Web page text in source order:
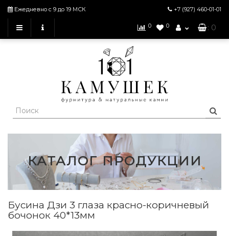
Ежедневно с 9 до 19 МСК +7 (927) 460-01-01
0 0 : 0
КАТАЛОГ ПРОДУКЦИИ
Бусина Дзи 3 глаза красно-коричневый
бочонок 40*13мм